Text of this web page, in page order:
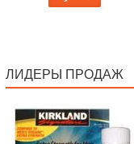
ЛИДЕРЫ ПРОДАЖ